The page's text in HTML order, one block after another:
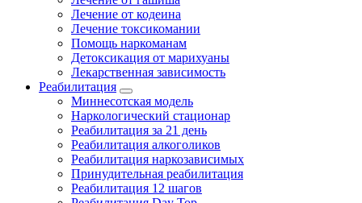
Лечение от кодеина
Лечение токсикомании
Помощь наркоманам
Детоксикация от марихуаны
Лекарственная зависимость
Реабилитация
Миннесотская модель
Наркологический стационар
Реабилитация за 21 день
Реабилитация алкоголиков
Реабилитация наркозависимых
Принудительная реабилитация
Реабилитация 12 шагов